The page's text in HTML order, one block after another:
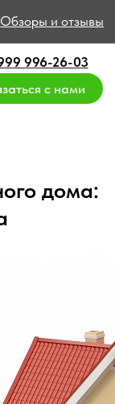
дома: